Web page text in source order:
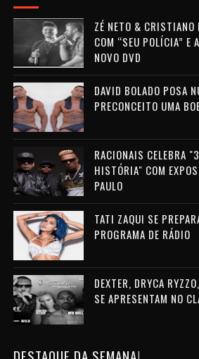
ZÉ NETO & CRISTIANO
COM “SEU POLÍCIA” E
NOVO DVD
DAVID BOLADO POSA
PRECONCEITO UMA
RACIONAIS CELEBRA
HISTÓRIA" COM
PAULO
TATI ZAQUI SE
PROGRAMA DE RÁDIO
DEXTER, DRYCA
SE APRESENTAM NO